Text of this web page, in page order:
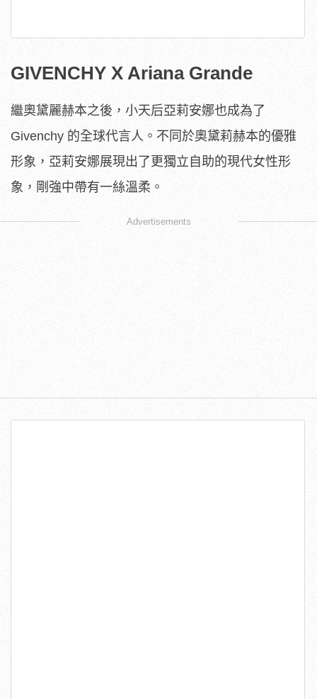
GIVENCHY X Ariana Grande
繼奧黛麗赫本之後，小天后亞莉安娜也成為了
Givenchy 的全球代言人。不同於奧黛莉赫本的優雅
形象，亞莉安娜展現出了更獨立自助的現代女性形
象，剛強中帶有一絲溫柔。
Advertisements